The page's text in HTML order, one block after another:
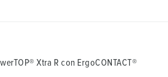
Xtra R con ErgoCONTACT®